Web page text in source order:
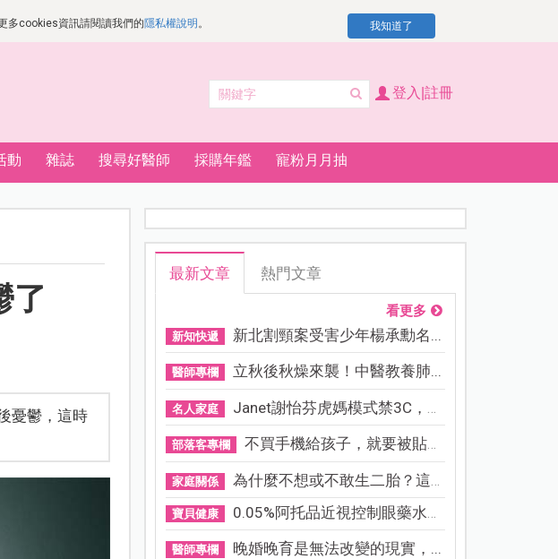
多cookies資訊請閱讀我們的隱私權說明 。 我知道了
登入|註冊
動 雜誌 搜尋好醫師 採購年鑑 寵粉月月抽
了
憂鬱，這時
最新文章 熱門文章
看更多
新知快遞 新北割頸案受害少年楊承勳名...
醫師專欄 立秋後秋燥來襲！中醫教養肺...
名人家庭 Janet謝怡芬虎媽模式禁3C，看...
部落客專欄 不買手機給孩子，就要被貼「...
家庭關係 為什麼不想或不敢生二胎？這8...
寶貝健康 0.05%阿托品近視控制眼藥水納...
醫師專欄 晚婚晚育是無法改變的現實，...